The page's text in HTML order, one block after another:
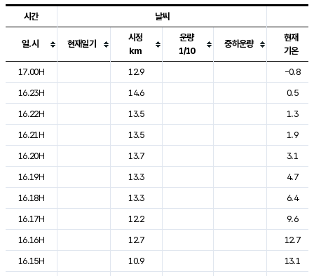
도시별 기상실황표로 지점, 날씨, 기온, 강수, 바람, 기압등을 안내한 표입
시간 날씨
일.시 현재일기
시정
km
운량
1/10
중하운량
현재
기온
17.00H
12.9
-0.8
16.23H
14.6
0.5
16.22H
13.5
1.3
16.21H
13.5
1.9
16.20H
13.7
3.1
16.19H
13.3
4.7
16.18H
13.3
6.4
16.17H
12.2
9.6
16.16H
12.7
12.7
16.15H
10.9
13.1